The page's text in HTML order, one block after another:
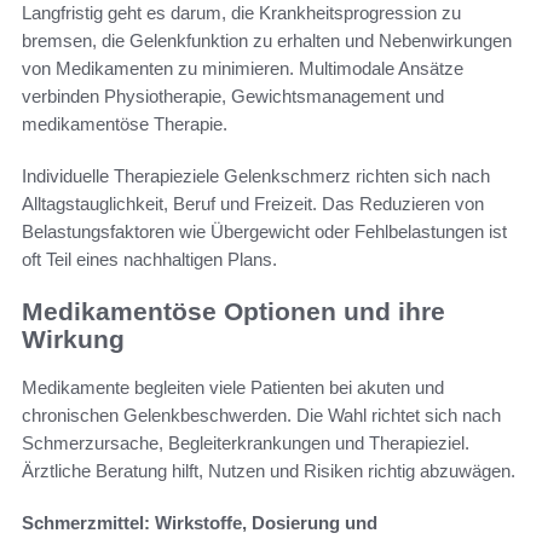
Langfristig geht es darum, die Krankheitsprogression zu
bremsen, die Gelenkfunktion zu erhalten und Nebenwirkungen
von Medikamenten zu minimieren. Multimodale Ansätze
verbinden Physiotherapie, Gewichtsmanagement und
medikamentöse Therapie.
Individuelle Therapieziele Gelenkschmerz richten sich nach
Alltagstauglichkeit, Beruf und Freizeit. Das Reduzieren von
Belastungsfaktoren wie Übergewicht oder Fehlbelastungen ist
oft Teil eines nachhaltigen Plans.
Medikamentöse Optionen und ihre
Wirkung
Medikamente begleiten viele Patienten bei akuten und
chronischen Gelenkbeschwerden. Die Wahl richtet sich nach
Schmerzursache, Begleiterkrankungen und Therapieziel.
Ärztliche Beratung hilft, Nutzen und Risiken richtig abzuwägen.
Schmerzmittel: Wirkstoffe, Dosierung und